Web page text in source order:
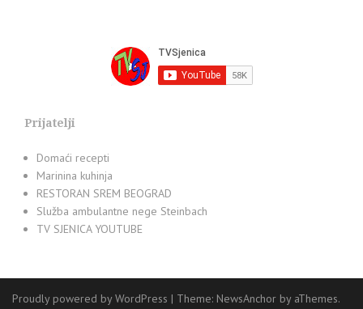
Prijatelji
Domaći recepti
Marinina kuhinja
RESTORAN SREM BEOGRAD
Služba ambulantne nege Steinbach
TV SJENICA YOUTUBE
Proudly powered by WordPress | Theme: NewsAnchor by aThemes.